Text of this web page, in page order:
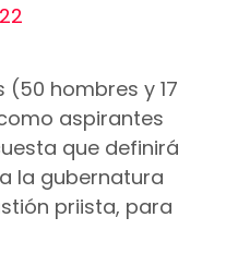
(50 hombres y 17
aspirantes
que definirá
la gubernatura
priista, para